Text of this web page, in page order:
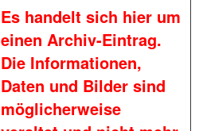
Es handelt sich hier um
einen Archiv-Eintrag.
Die Informationen,
Daten und Bilder sind
möglicherweise